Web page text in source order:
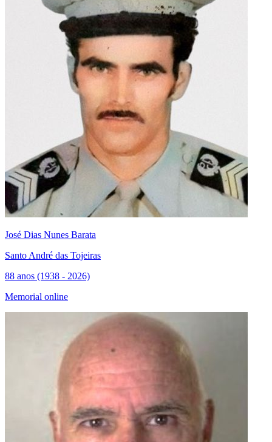
José Dias Nunes Barata
Santo André das Tojeiras
88 anos (1938 - 2026)
Memorial online